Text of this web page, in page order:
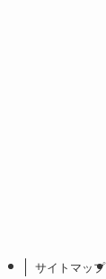
サイトマップ